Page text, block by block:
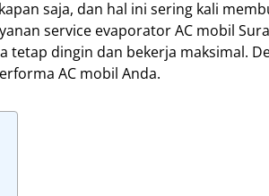
saja, dan hal ini sering kali
service evaporator AC mobil
dingin dan bekerja maksimal.
AC mobil Anda.